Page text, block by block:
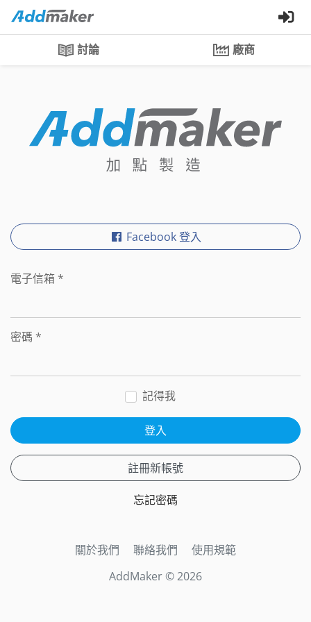
討論 廠商
Facebook 登入
電子信箱 *
密碼 *
記得我
登入
註冊新帳號
忘記密碼
關於我們 聯絡我們
使用規範
AddMaker © 2026